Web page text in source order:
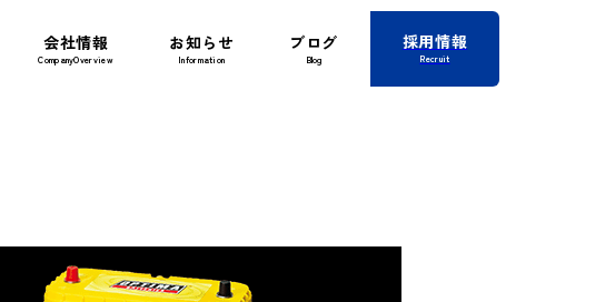
会社情報
CompanyOverview
お知らせ
Information
ブログ
Blog
採用情報
Recruit